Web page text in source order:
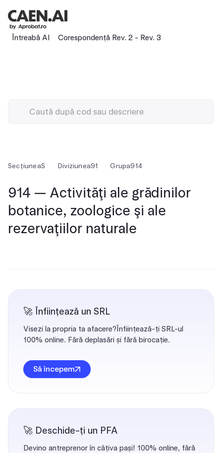
Întreabă AI Corespondență Rev. 2 - Rev. 3
SecțiuneaS Diviziunea91 Grupa914
914 — Activităţi ale grădinilor
botanice, zoologice şi ale
rezervaţiilor naturale
🚀 Înființează un SRL
Visezi la propria ta afacere?Înființează-ți SRL-ul
100% online. Fără deplasări și fără birocație.
Să începem
🚀 Deschide-ți un PFA
Devino antreprenor în câțiva pași! 100% online, fără